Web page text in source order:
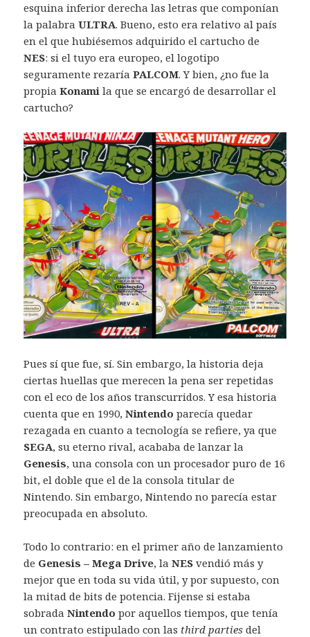
esquina inferior derecha las letras que componían
la palabraULTRA. Bueno, esto era relativo al país
en el que hubiésemos adquirido el cartucho de
NES: si el tuyo era europeo, el logotipo
seguramente rezaríaPALCOM. Y bien, ¿no fue la
propia Konami la que se encargó de desarrollar el
cartucho?
Pues sí que fue, sí. Sin embargo, la historia deja
ciertas huellas que merecen la pena ser repetidas
con el eco de los años transcurridos. Y esa historia
cuenta que en 1990,Nintendo parecía quedar
rezagada en cuanto a tecnología se refiere, ya que
SEGA, su eterno rival, acababa de lanzar la
Genesis, una consola con un procesador puro de 16
bit, el doble que el de la consola titular de
Nintendo. Sin embargo, Nintendo no parecía estar
preocupada en absoluto.
Todo lo contrario: en el primer año de lanzamiento
de Genesis – Mega Drive, laNES vendió más y
mejor que en toda su vida útil, y por supuesto, con
la mitad de bits de potencia. Fijense si estaba
sobradaNintendo por aquellos tiempos, que tenía
un contrato estipulado con las third parties del